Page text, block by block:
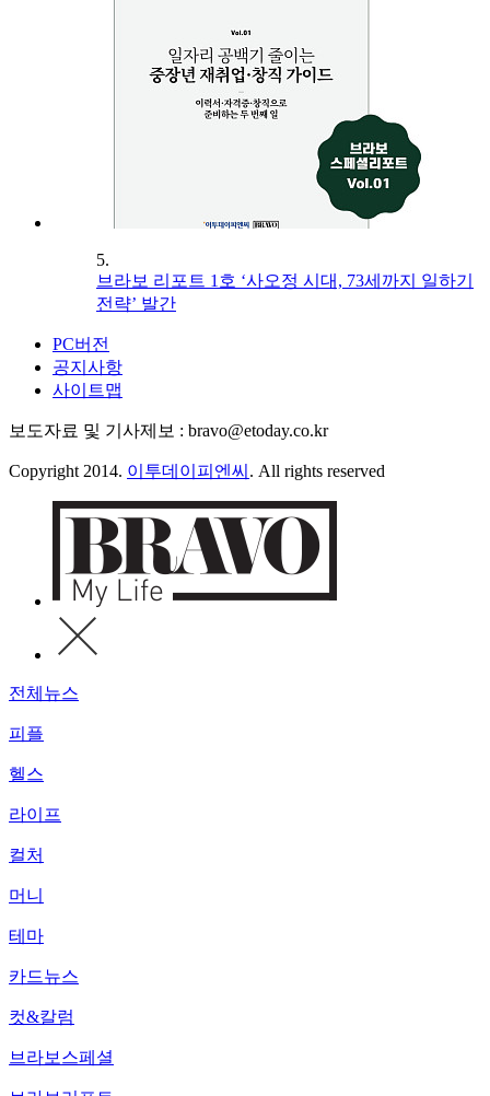
5.
브라보 리포트 1호 ‘사오정 시대, 73세까지 일하기
전략’ 발간
PC버전
공지사항
사이트맵
보도자료 및 기사제보 : bravo@etoday.co.kr
Copyright 2014. 이투데이피엔씨 . All rights reserved
전체뉴스
피플
헬스
라이프
컬처
머니
테마
카드뉴스
컷&칼럼
브라보스페셜